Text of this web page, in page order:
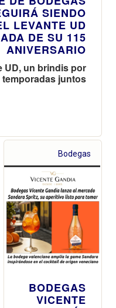
SIENDO
LEVANTE UD
DE SU 115
ANIVERSARIO
UD, un brindis por
temporadas juntos
Bodegas
BODEGAS
VICENTE